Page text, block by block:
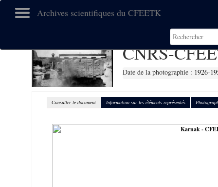
Archives scientifiques du CFEETK
CNRS-
Date de la photographie : 1926-
Consulter le document Information sur les éléments représentés